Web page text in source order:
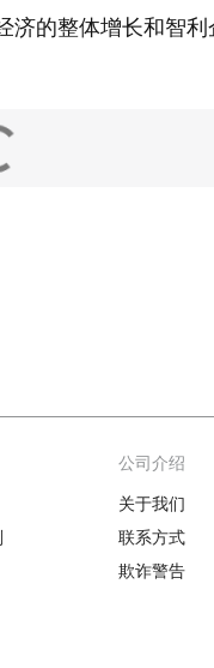
济的整体增长和智利
公司介绍
关于我们
联系方式
欺诈警告